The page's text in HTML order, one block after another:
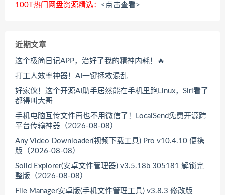
100T热门网盘资源精选： <点击查看>
近期文章
这个极简日记APP，治好了我的精神内耗！🔥
打工人效率神器！AI一键拯救混乱
好家伙！这个开源AI助手居然能在手机里跑Linux，Siri看了
都得叫大哥
手机电脑互传文件再也不用微信了！LocalSend免费开源跨
平台传输神器（2026-08-08）
Any Video Downloader(视频下载工具) Pro v10.4.10 便携
版（2026-08-08）
Solid Explorer(安卓文件管理器) v3.5.18b 305181 解锁完
整版（2026-08-08）
File Manager安卓版(手机文件管理工具) v3.8.3 修改版